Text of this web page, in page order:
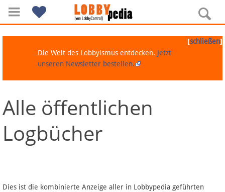
Navigation
Über Lobbypedia
Artikel nach Kategorien
[schließen]
Die Welt des Lobbyismus entdecken. Jetzt
unseren Newsletter bestellen.
Alle öffentlichen
Logbücher
Dies ist die kombinierte Anzeige aller in Lobbypedia geführten